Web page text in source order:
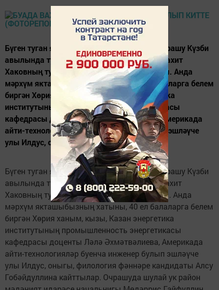
Бүген туган якны өйрәнү музеенда узган очрашу Күзби
авылында туып-үскән галим, тел белгече Вахит
Хаковның тууына 90 ел тулуга багышланды. Анда
мәрхүм якташыбызның хатыны, 40 ел балаларга белем
биргән Хөрия ханым, кызы, Казан энергетика
институтының промышленность энергетикасы
кафедрасы доценты Ләлә Әхмәтвәлиева, Америкада
айти-технологияләр буенча инженер булып эшләүче
улы Илдус, оныгы,...
Бүген туган якны өйрәнү музеенда узган очрашу Күзби
авылында туып-үскән галим, тел белгече Вахит
Хаковның тууына 90 ел тулуга багышланды. Анда
мәрхүм якташыбызның хатыны, 40 ел балаларга белем
биргән Хөрия ханым, кызы, Казан энергетика
институтының промышленность энергетикасы
кафедрасы доценты Ләлә Әхмәтвәлиева, Америкада
айти-технологияләр буенча инженер булып эшләүче
улы Илдус, оныгы, филология фәннәре кандидаты Алсу
Гобәйдуллина кайттылар. Очрашуда шулай ук район